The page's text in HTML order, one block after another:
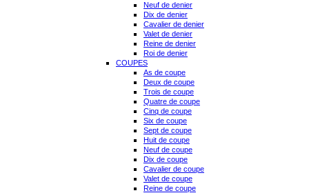
Neuf de denier
Dix de denier
Cavalier de denier
Valet de denier
Reine de denier
Roi de denier
COUPES
As de coupe
Deux de coupe
Trois de coupe
Quatre de coupe
Cinq de coupe
Six de coupe
Sept de coupe
Huit de coupe
Neuf de coupe
Dix de coupe
Cavalier de coupe
Valet de coupe
Reine de coupe